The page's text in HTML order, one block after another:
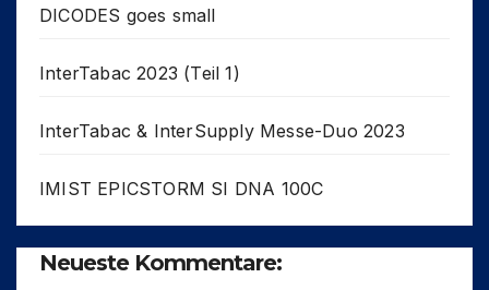
DICODES goes small
InterTabac 2023 (Teil 1)
InterTabac & InterSupply Messe-Duo 2023
IMIST EPICSTORM SI DNA 100C
Neueste Kommentare: